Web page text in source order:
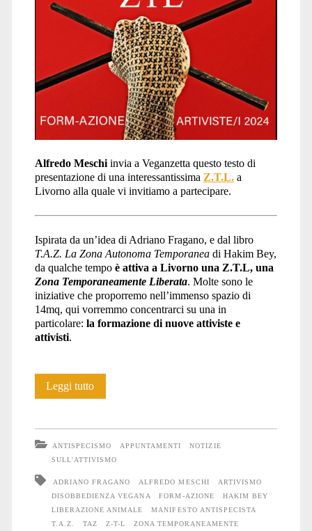
Alfredo Meschiinvia a Veganzetta questo testo di
presentazione di una interessantissima Z.T.L.a
Livorno alla quale vi invitiamo a partecipare.
Ispirata da un’idea di Adriano Fragano, e dal libro
T.A.Z. La Zona Autonoma Temporaneadi Hakim Bey,
da qualche tempo è attiva a Livorno una Z.T.L, una
Zona Temporaneamente Liberata. Molte sono le
iniziative che proporremo nell’immenso spazio di
14mq, qui vorremmo concentrarci su una in
particolare: la formazione di nuove attiviste e
attivisti.
Leggi tuttoUna
a
Livorno
ANTISPECISMO APPUNTAMENTI
NOTIZIE
SULL'ATTIVISMO
ADRIANO FRAGANO ALFREDO MESCHI
ARTIVISMO
DISOBBEDIENZA VEGANA
FORM-AZIONE
HAKIM BEY
LIBERAZIONE ANIMALE
MANIFESTO ANTISPECISTA
T.A.Z.
TAZ Z-T-L
ZONA TEMPORANEAMENTE